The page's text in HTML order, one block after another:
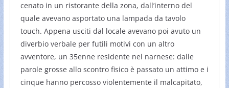
cenato in un ristorante della zona, dall’interno del
quale avevano asportato una lampada da tavolo
touch. Appena usciti dal locale avevano poi avuto un
diverbio verbale per futili motivi con un altro
avventore, un 35enne residente nel narnese: dalle
parole grosse allo scontro fisico è passato un attimo e i
cinque hanno percosso violentemente il malcapitato,